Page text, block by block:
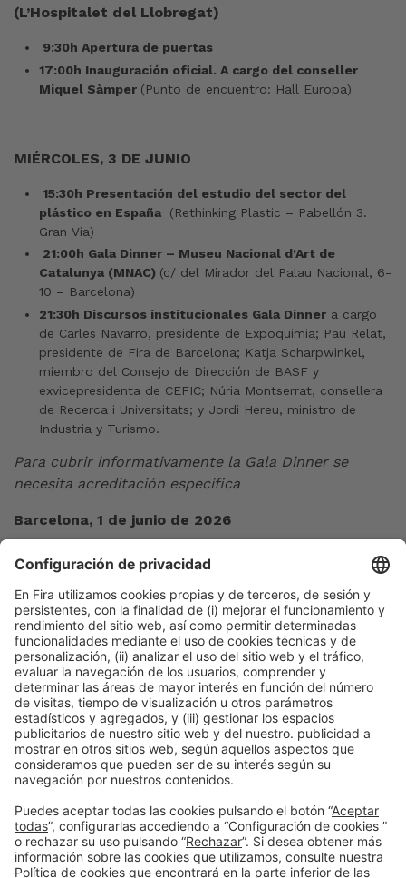
(L’Hospitalet del Llobregat)
9:30h Apertura de puertas
17:00h Inauguración oficial. A cargo del conseller
Miquel Sàmper (Punto de encuentro: Hall Europa)
MIÉRCOLES, 3 DE JUNIO
15:30h Presentación del estudio del sector del
plástico en España
(Rethinking Plastic – Pabellón 3.
Gran Via)
21:00h Gala Dinner – Museu Nacional d’Art de
Catalunya (MNAC) (c/ del Mirador del Palau Nacional, 6-
10 – Barcelona)
21:30h Discursos institucionales Gala Dinner a cargo
de Carles Navarro, presidente de Expoquimia; Pau Relat,
presidente de Fira de Barcelona; Katja Scharpwinkel,
miembro del Consejo de Dirección de BASF y
exvicepresidenta de CEFIC; Núria Montserrat, consellera
de Recerca i Universitats; y Jordi Hereu, ministro de
Industria y Turismo.
Para cubrir informativamente la Gala Dinner se
necesita acreditación específica
Barcelona, 1 de junio de 2026
ACREDITACIONES DE PRENSA —
Expoquimia yEquiplast
DOSIERES DE PRENSA –ExpoquimiayEquiplast
Maria Dolores Herranz / Josep Lluís Mérida
Tel. 932 332 541 – 114
mdherranz@firabarcelona.com
jmerida@firabarcelona.com